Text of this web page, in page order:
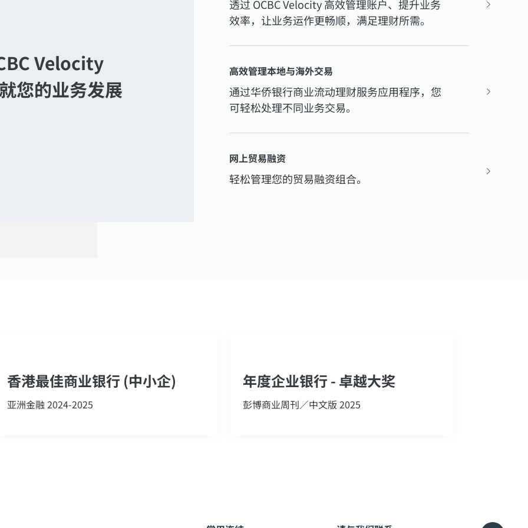
Velocity
您的业务发展
透过 OCBC Velocity 高效管理账户、提升业务
效率，让业务运作更畅顺，满足理财所需。
高效管理本地与海外交易
通过华侨银行商业流动理财服务应用程序，您
可轻松处理不同业务交易。
网上贸易融资
轻松管理您的贸易融资组合。
香港最佳商业银行 (中小企)
亚洲金融 2024-2025
年度企业银行 - 卓越大奖
彭博商业周刊／中文版 2025